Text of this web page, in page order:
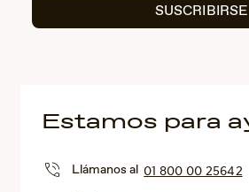
SUSCRIBIRSE
Estamos para
Llámanos al01 800 00 25642